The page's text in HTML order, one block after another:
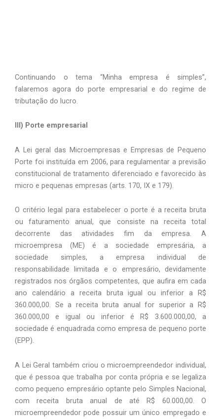
Continuando o tema “Minha empresa é simples”,
falaremos agora do porte empresarial e do regime de
tributação do lucro.
III) Porte empresarial
A Lei geral das Microempresas e Empresas de Pequeno
Porte foi instituída em 2006, para regulamentar a previsão
constitucional de tratamento diferenciado e favorecido às
micro e pequenas empresas (arts. 170, IX e 179).
O critério legal para estabelecer o porte é a receita bruta
ou faturamento anual, que consiste na receita total
decorrente das atividades fim da empresa. A
microempresa (ME) é a sociedade empresária, a
sociedade simples, a empresa individual de
responsabilidade limitada e o empresário, devidamente
registrados nos órgãos competentes, que aufira em cada
ano calendário a receita bruta igual ou inferior a R$
360.000,00. Se a receita bruta anual for superior a R$
360.000,00 e igual ou inferior é R$ 3.600.000,00, a
sociedade é enquadrada como empresa de pequeno porte
(EPP).
A Lei Geral também criou o microempreendedor individual,
que é pessoa que trabalha por conta própria e se legaliza
como pequeno empresário optante pelo Simples Nacional,
com receita bruta anual de até R$ 60.000,00. O
microempreendedor pode possuir um único empregado e